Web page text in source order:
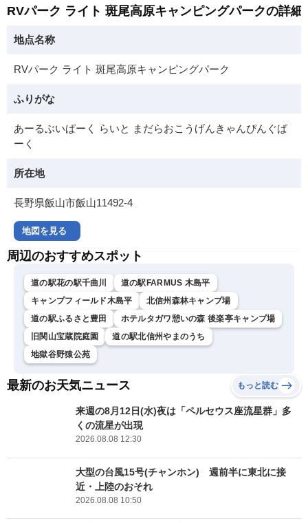
RVパーク ライト 斑尾高原キャンピングパークの詳細
地点名称
RVパーク ライト 斑尾高原キャンピングパーク
ふりがな
あーるぶいぱーく らいと まだらおこうげんきゃんぴんぐぱ
ーく
所在地
長野県飯山市飯山11492-4
地図を見る
周辺のおすすめスポット
道の駅花の駅千曲川
道の駅FARMUS 木島平
キャンプフィールド木島平
北信州森林キャンプ場
道の駅ふるさと豊田
ホテルタガワ憩いの森 後楽亭キャンプ場
旧関山宝蔵院庭園
道の駅北信州やまのうち
地獄谷野猿公苑
最新のお天気ニュース もっと読む
来週の8月12日(水)夜は「ペルセウス座流星群」多
くの流星が出現
2026.08.08 12:30
大型の台風15号(チャンホン) 週前半に東北に接
近・上陸のおそれ
2026.08.08 10:50